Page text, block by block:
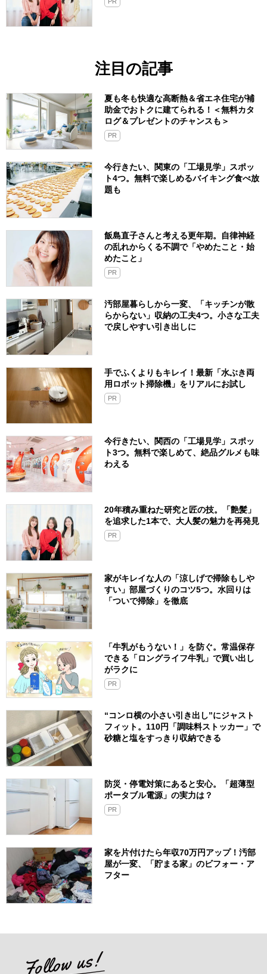
注目の記事
夏も冬も快適な高断熱＆省エネ住宅が補
助金でおトクに建てられる！＜無料カタ
ログ＆プレゼントのチャンスも＞
PR
今行きたい、関東の「工場見学」スポッ
ト4つ。無料で楽しめるバイキング食べ放
題も
飯島直子さんと考える更年期。自律神経
の乱れからくる不調で「やめたこと・始
めたこと」
PR
汚部屋暮らしから一変、「キッチンが散
らからない」収納の工夫4つ。小さな工夫
で戻しやすい引き出しに
手でふくよりもキレイ！最新「水ぶき両
用ロボット掃除機」をリアルにお試し
PR
今行きたい、関西の「工場見学」スポッ
ト3つ。無料で楽しめて、絶品グルメも味
わえる
20年積み重ねた研究と匠の技。「艶髪」
を追求した1本で、大人髪の魅力を再発見
PR
家がキレイな人の「涼しげで掃除もしや
すい」部屋づくりのコツ5つ。水回りは
「ついで掃除」を徹底
「牛乳がもうない！」を防ぐ。常温保存
できる「ロングライフ牛乳」で買い出し
がラクに
PR
“コンロ横の小さい引き出し”にジャスト
フィット。110円「調味料ストッカー」で
砂糖と塩をすっきり収納できる
防災・停電対策にあると安心。「超薄型
ポータブル電源」の実力は？​
PR
家を片付けたら年収70万円アップ！汚部
屋が一変、「貯まる家」のビフォー・ア
フター